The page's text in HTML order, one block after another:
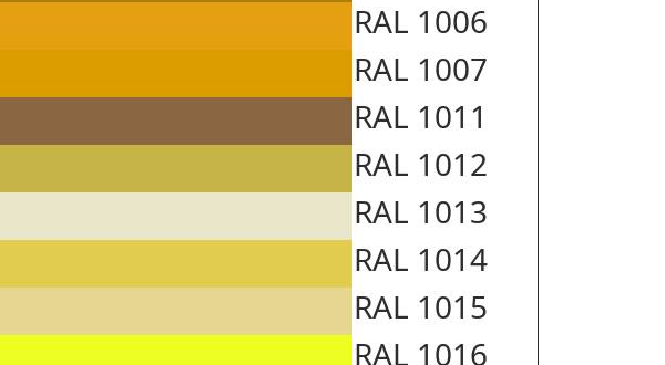
RAL 1006
RAL 1007
RAL 1011
RAL 1012
RAL 1013
RAL 1014
RAL 1015
RAL 1016